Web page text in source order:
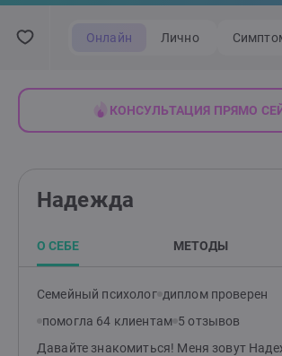
Онлайн Лично
КОНСУЛЬТАЦИЯ ПРЯМО
Надежда
О СЕБЕ МЕТОДЫ
Семейный психолог диплом проверен
помогла 64 клиентам 5 отзывов
Давайте знакомиться! Меня зовут